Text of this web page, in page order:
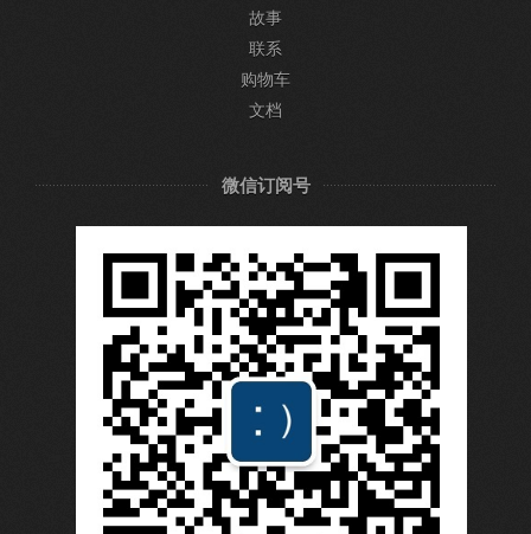
故事
联系
购物车
文档
微信订阅号